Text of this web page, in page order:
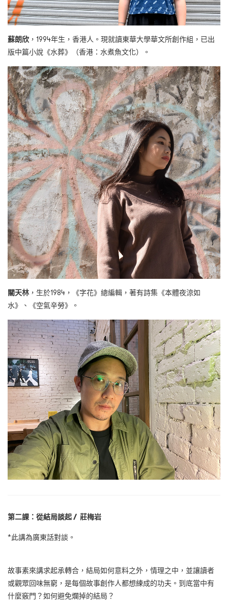
蘇朗欣 ，1994年生，香港人。現就讀東華大學華文所創作組，已出
版中篇小說《水葬》（香港：水煮魚文化）。
關天林 ，生於1984，《字花》總編輯，著有詩集《本體夜涼如
水》、《空氣辛勞》。
第二課：從結局談起 / 莊梅岩
*此講為廣東話對談。
故事素來講求起承轉合，結局如何意料之外，情理之中，並讓讀者
或觀眾回味無窮，是每個故事創作人都想練成的功夫。到底當中有
什麼竅門？如何避免爛掉的結局？